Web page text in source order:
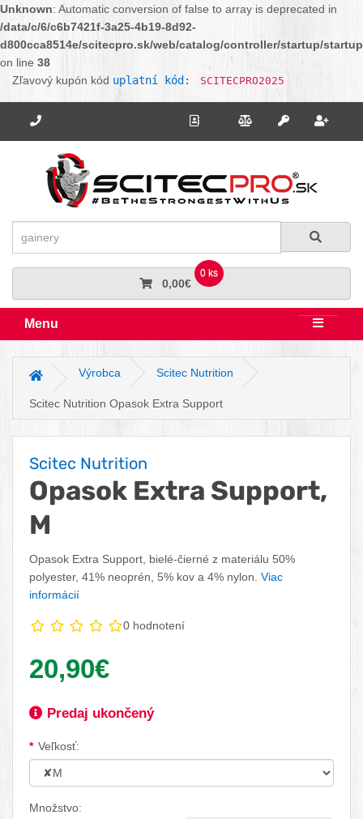
Unknown: Automatic conversion of false to array is deprecated in
/data/c/6/c6b7421f-3a25-4b19-8d92-
d800cca8514e/scitecpro.sk/web/catalog/controller/startup/
on line 38
Zľavový kupón kód uplatní kód: SCITECPRO2025
Potrebujete poradiť? Zavolajte nám. Kontakt Porovnanie
Prihlásiť sa
0 ks
0,00€
Menu
Hlavná stránka
Výrobca Scitec Nutrition
Scitec Nutrition Opasok Extra Support
Scitec Nutrition
Opasok Extra Support,
M
Opasok Extra Support, bielé-čierné z materiálu 50%
polyester, 41% neoprén, 5% kov a 4% nylon. Viac
informácií
0 hodnotení
20,90€
Dostupnosť:
Predaj ukončený
Dostupné možnosti
Veľkosť:
Množstvo: